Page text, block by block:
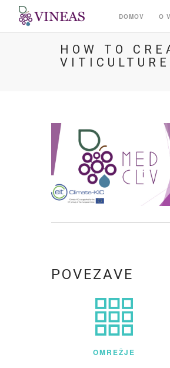
DOMOV O
HOW TO
VITICULTURE
POVEZAVE
OMREŽJE